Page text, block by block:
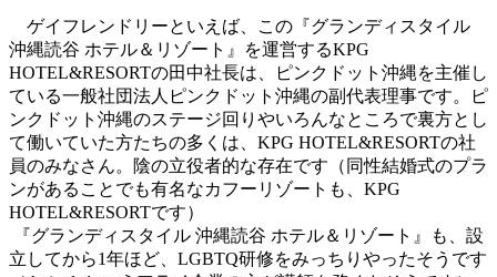
ゲイフレンドリーといえば、この『グランディスタイル
沖縄読谷 ホテル＆リゾート』を運営するKPG
HOTEL&RESORTの田中社長は、ピンクドット沖縄を主催し
ている一般社団法人ピンクドット沖縄の副代表理事です。ピ
ンクドット沖縄のステージ回りやいろんなところで裏方とし
て働いていた方たちの多くは、KPG HOTEL&RESORTの社
員のみなさん。陰の立役者的な存在です（同性結婚式のプラ
ンがあることでも有名なカフーリゾートも、KPG
HOTEL&RESORTです）
『グランディスタイル 沖縄読谷 ホテル＆リゾート』も、設
立してから1年ほど、LGBTQ研修をみっちりやったそうです